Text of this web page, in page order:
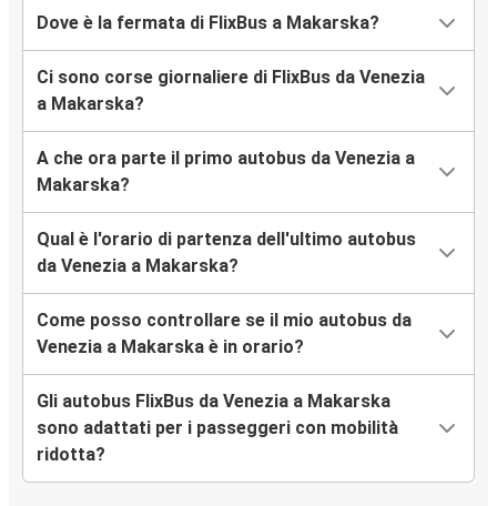
Dove è la fermata di FlixBus a Makarska?
Ci sono corse giornaliere di FlixBus da Venezia
a Makarska?
A che ora parte il primo autobus da Venezia a
Makarska?
Qual è l'orario di partenza dell'ultimo autobus
da Venezia a Makarska?
Come posso controllare se il mio autobus da
Venezia a Makarska è in orario?
Gli autobus FlixBus da Venezia a Makarska
sono adattati per i passeggeri con mobilità
ridotta?